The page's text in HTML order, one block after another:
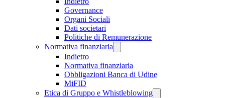
Governance
Organi Sociali
Dati societari
Politiche di Remunerazione
Normativa finanziaria
Indietro
Normativa finanziaria
Obbligazioni Banca di Udine
MiFID
Etica di Gruppo e Whistleblowing